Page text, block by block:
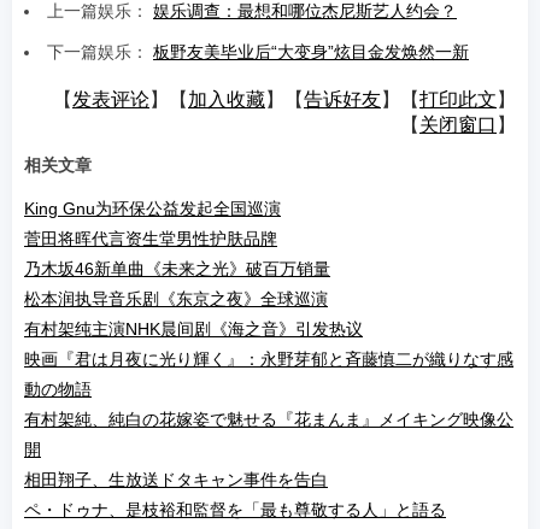
上一篇娱乐： 娱乐调查：最想和哪位杰尼斯艺人约会？
下一篇娱乐： 板野友美毕业后“大变身”炫目金发焕然一新
【 发表评论】【 加入收藏】【告诉好友】【打印此文 】
【 关闭窗口 】
相关文章
King Gnu为环保公益发起全国巡演
菅田将晖代言资生堂男性护肤品牌
乃木坂46新单曲《未来之光》破百万销量
松本润执导音乐剧《东京之夜》全球巡演
有村架纯主演NHK晨间剧《海之音》引发热议
映画『君は月夜に光り輝く』：永野芽郁と斉藤慎二が織りなす感
動の物語
有村架純、純白の花嫁姿で魅せる『花まんま』メイキング映像公
開
相田翔子、生放送ドタキャン事件を告白
ペ・ドゥナ、是枝裕和監督を「最も尊敬する人」と語る